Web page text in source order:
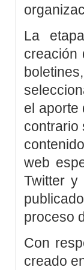
La
creación
el aporte
contrario
web
Twitter y
proceso
Con
creado